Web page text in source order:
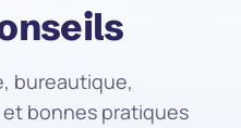
bureautique,
bonnes pratiques